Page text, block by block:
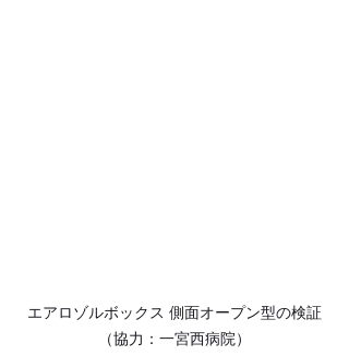
エアロゾルボックス 側面オープン型の検証
（協力：一宮西病院）